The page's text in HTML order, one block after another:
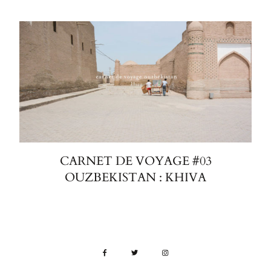
CARNET DE VOYAGE #03
OUZBEKISTAN : KHIVA